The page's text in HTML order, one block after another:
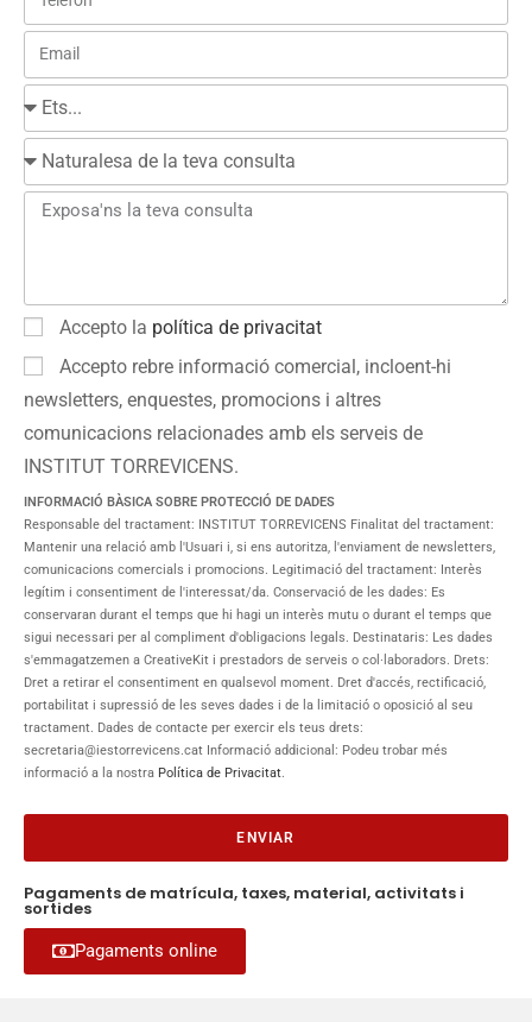
Accepto la política de privacitat
Accepto rebre informació comercial, incloent-hi
newsletters, enquestes, promocions i altres
comunicacions relacionades amb els serveis de
INSTITUT TORREVICENS.
INFORMACIÓ BÀSICA SOBRE PROTECCIÓ DE DADES
Responsable del tractament: INSTITUT TORREVICENS Finalitat del tractament:
Mantenir una relació amb l'Usuari i, si ens autoritza, l'enviament de newsletters,
comunicacions comercials i promocions. Legitimació del tractament: Interès
legítim i consentiment de l'interessat/da. Conservació de les dades: Es
conservaran durant el temps que hi hagi un interès mutu o durant el temps que
sigui necessari per al compliment d'obligacions legals. Destinataris: Les dades
s'emmagatzemen a ​CreativeKit i prestadors de serveis o col·laboradors. Drets:
Dret a retirar el consentiment en qualsevol moment. Dret d'accés, rectificació,
portabilitat i supressió de les seves dades i de la limitació o oposició al seu
tractament. Dades de contacte per exercir els teus drets:
secretaria@iestorrevicens.cat Informació addicional: Podeu trobar més
informació a la nostra Política de Privacitat.
ENVIAR
Pagaments de matrícula, taxes, material, activitats i
sortides
Pagaments online